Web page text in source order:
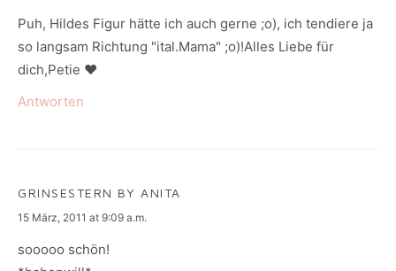
Puh, Hildes Figur hätte ich auch gerne ;o), ich tendiere ja
so langsam Richtung "ital.Mama" ;o)!Alles Liebe für
dich,Petie ♥
Antworten
GRINSESTERN BY ANITA
says:
15 März, 2011 at 9:09 a.m.
sooooo schön!